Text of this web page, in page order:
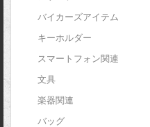
バイカーズアイテム
キーホルダー
スマートフォン関連
文具
楽器関連
バッグ